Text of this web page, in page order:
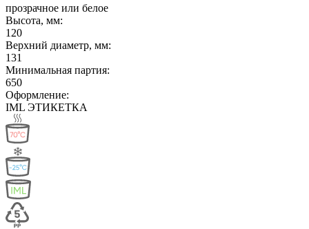
прозрачное или белое
Высота, мм:
120
Верхний диаметр, мм:
131
Минимальная партия:
650
Оформление:
IML ЭТИКЕТКА